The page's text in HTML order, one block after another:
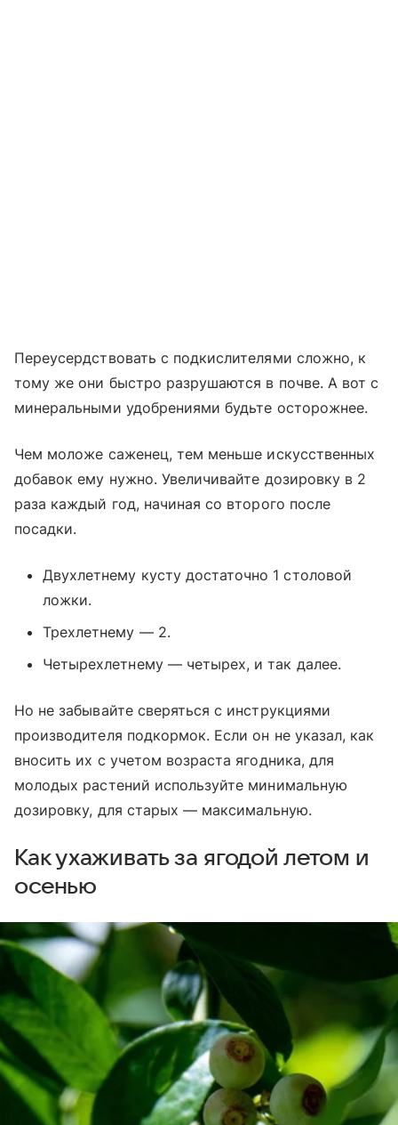
Переусердствовать с подкислителями сложно, к
тому же они быстро разрушаются в почве. А вот с
минеральными удобрениями будьте осторожнее.
Чем моложе саженец, тем меньше искусственных
добавок ему нужно. Увеличивайте дозировку в 2
раза каждый год, начиная со второго после
посадки.
Двухлетнему кусту достаточно 1 столовой
ложки.
Трехлетнему — 2.
Четырехлетнему — четырех, и так далее.
Но не забывайте сверяться с инструкциями
производителя подкормок. Если он не указал, как
вносить их с учетом возраста ягодника, для
молодых растений используйте минимальную
дозировку, для старых — максимальную.
Как ухаживать за ягодой летом и
осенью